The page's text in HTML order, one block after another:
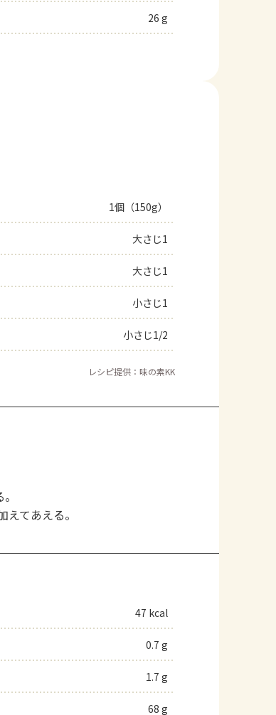
26 g
1個（150g）
大さじ1
大さじ1
小さじ1
小さじ1/2
レシピ提供：味の素KK
てあえる。
47 kcal
0.7 g
1.7 g
68 g